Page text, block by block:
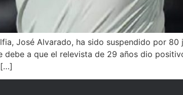
José Alvarado, ha sido suspendido por
debe a que el relevista de 29 años dio
[…]